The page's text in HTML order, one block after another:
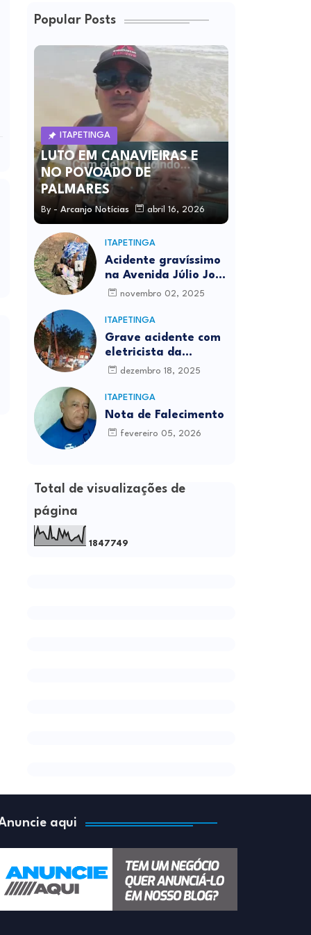
Popular Posts
ITAPETINGA
LUTO EM CANAVIEIRAS E
NO POVOADO DE
PALMARES
By - Arcanjo Notícias abril 16, 2026
ITAPETINGA
Acidente gravíssimo
na Avenida Júlio José
Rodrigues deixa um
novembro 02, 2025
ITAPETINGA
Grave acidente com
eletricista da
Prefeitura é
Itapetinga
dezembro 18, 2025
ITAPETINGA
Nota de Falecimento
fevereiro 05, 2026
Total de visualizações de
página
1 847749
aqui